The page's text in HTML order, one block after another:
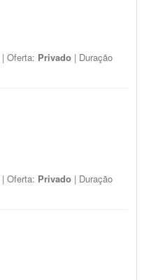
| Oferta: Privado | Duração
| Oferta: Privado | Duração